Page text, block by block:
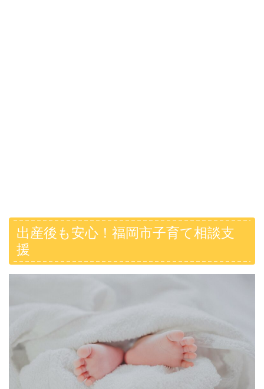
出産後も安心！福岡市子育て相談支
援